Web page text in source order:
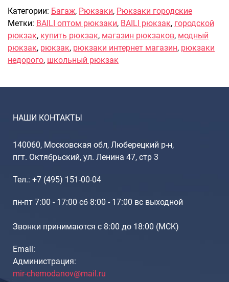
Рюкзаки
Рюкзаки городские
Рюкзаки школьные
Рюкзаки подростковые
ШОППЕРЫ
Кейсы и планшеты
Планшеты
Аксессуары
Мешки для обуви
Категории: Багаж, Рюкзаки, Рюкзаки городские
Метки: BAILI оптом рюкзаки, BAILI рюкзак, городской
рюкзак, купить рюкзак, магазин рюкзаков, модный
рюкзак, рюкзак, рюкзаки интернет магазин, рюкзаки
недорого, школьный рюкзак
НАШИ КОНТАКТЫ
140060, Московская обл, Люберецкий р-н,
пгт. Октябрьский, ул. Ленина 47, стр 3
Тел.: +7 (495) 151-00-04
пн-пт 7:00 - 17:00 сб 8:00 - 17:00 вс выходной
Звонки принимаются с 8:00 до 18:00 (МCK)
Email:
Администрация:
mir-chemodanov@mail.ru